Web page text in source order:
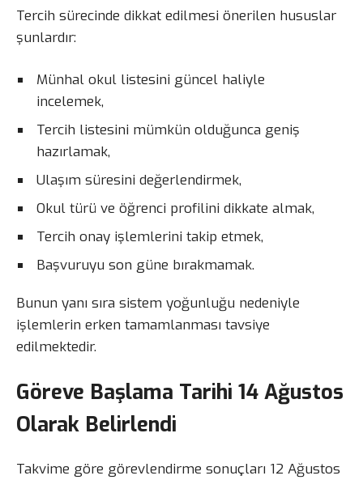
Tercih sürecinde dikkat edilmesi önerilen hususlar
şunlardır:
Münhal okul listesini güncel haliyle
incelemek,
Tercih listesini mümkün olduğunca geniş
hazırlamak,
Ulaşım süresini değerlendirmek,
Okul türü ve öğrenci profilini dikkate almak,
Tercih onay işlemlerini takip etmek,
Başvuruyu son güne bırakmamak.
Bunun yanı sıra sistem yoğunluğu nedeniyle
işlemlerin erken tamamlanması tavsiye
edilmektedir.
Göreve Başlama Tarihi 14 Ağustos
Olarak Belirlendi
Takvime göre görevlendirme sonuçları 12 Ağustos